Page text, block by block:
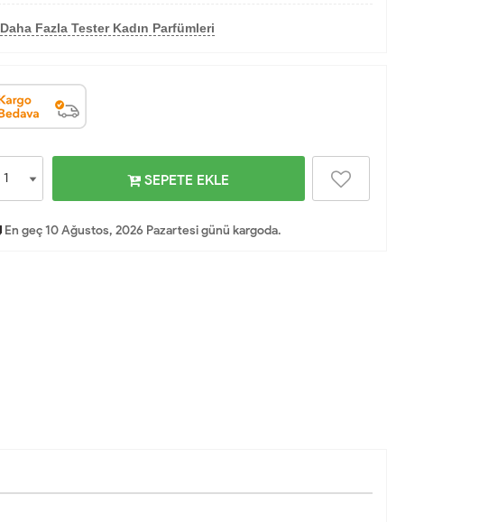
Daha Fazla Tester Kadın Parfümleri
SEPETE EKLE
En geç 10 Ağustos, 2026 Pazartesi günü kargoda.